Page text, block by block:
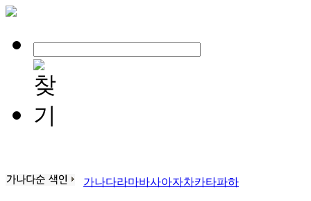
가나다라마바사아자차카타파하